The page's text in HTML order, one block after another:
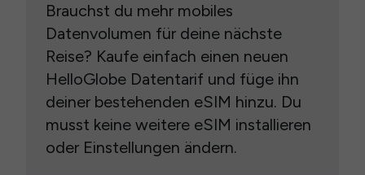
Brauchst du mehr mobiles
Datenvolumen für deine nächste
Reise? Kaufe einfach einen neuen
HelloGlobe Datentarif und füge ihn
deiner bestehenden eSIM hinzu. Du
musst keine weitere eSIM installieren
oder Einstellungen ändern.